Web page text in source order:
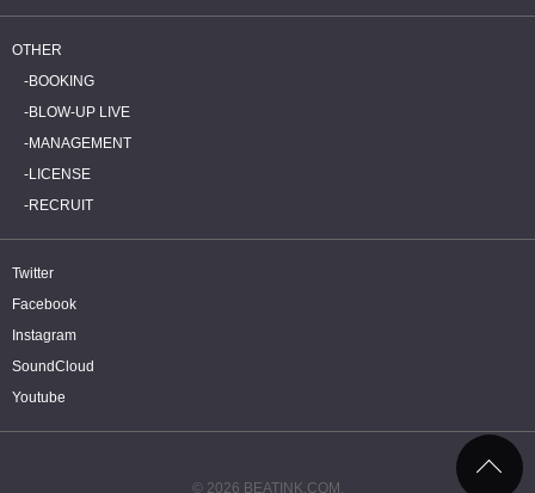
OTHER
BOOKING
BLOW-UP LIVE
MANAGEMENT
LICENSE
RECRUIT
Twitter
Facebook
Instagram
SoundCloud
Youtube
© 2026 BEATINK.COM.